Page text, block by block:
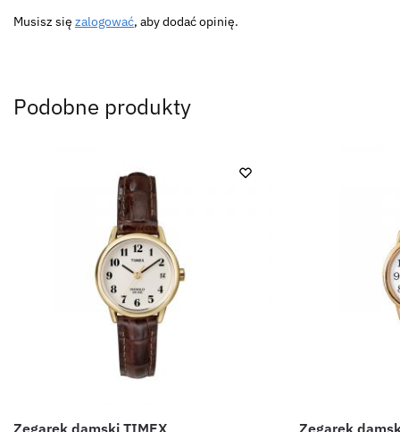
Musisz się zalogować, aby dodać opinię.
Podobne produkty
Zegarek damski TIMEX Zegarek